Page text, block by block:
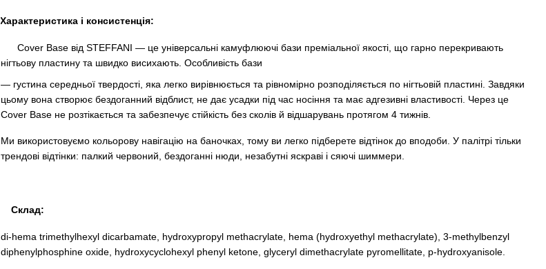
Характеристика і консистенція:
Cover Base від STEFFANI — це універсальні камуфлюючі бази преміальної якості, що гарно перекривають
нігтьову пластину та швидко висихають. Особливість бази
— густина середньої твердості, яка легко вирівнюється та рівномірно розподіляється по нігтьовій пластині. Завдяки
цьому вона створює бездоганний відблист, не дає усадки під час носіння та має адгезивні властивості. Через це
Cover Base не розтікається та забезпечує стійкість без сколів й відшарувань протягом 4 тижнів.
Ми використовуємо кольорову навігацію на баночках, тому ви легко підберете відтінок до вподоби. У палітрі тільки
трендові відтінки: палкий червоний, бездоганні нюди, незабутні яскраві і сяючі шиммери.
Склад:
di-hema trimethylhexyl dicarbamate, hydroxypropyl methacrylate, hema (hydroxyethyl methacrylate), 3-methylbenzyl
diphenylphosphine oxide, hydroxycyclohexyl phenyl ketone, glyceryl dimethacrylate pyromellitate, p-hydroxyanisole.